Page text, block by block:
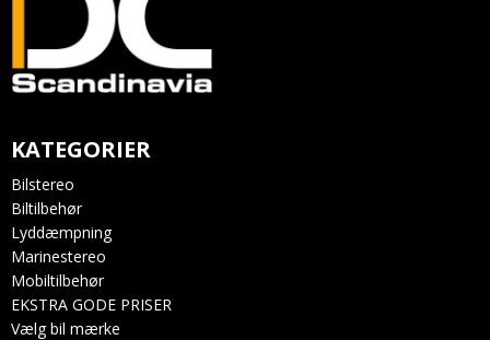
KATEGORIER
Bilstereo
Biltilbehør
Lyddæmpning
Marinestereo
Mobiltilbehør
EKSTRA GODE PRISER
Vælg bil mærke